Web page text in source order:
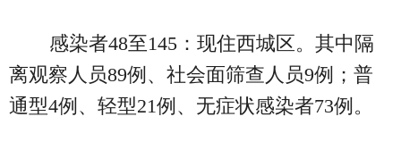
感染者48至145：现住西城区。其中隔
离观察人员89例、社会面筛查人员9例；普
通型4例、轻型21例、无症状感染者73例。